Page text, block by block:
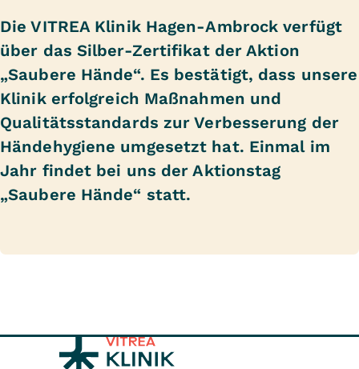
Die VITREA Klinik Hagen-Ambrock verfügt
über das Silber-Zertifikat der Aktion
„Saubere Hände“. Es bestätigt, dass unsere
Klinik erfolgreich Maßnahmen und
Qualitätsstandards zur Verbesserung der
Händehygiene umgesetzt hat. Einmal im
Jahr findet bei uns der Aktionstag
„Saubere Hände“ statt.